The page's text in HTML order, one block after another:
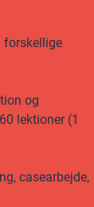
forskellige
og
lektioner (1
casearbejde,